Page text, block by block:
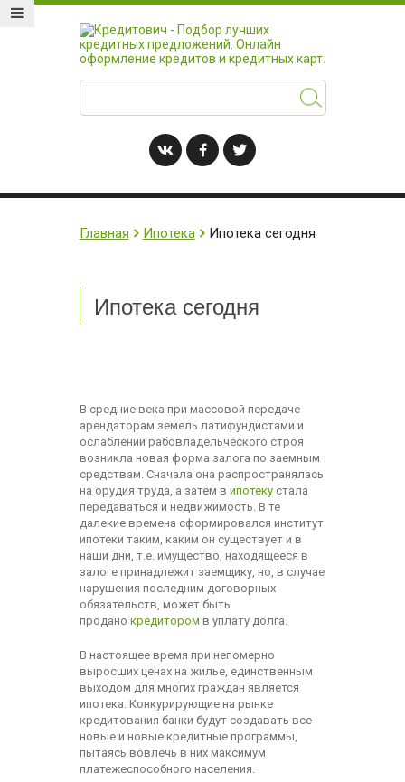
Главная Ипотека Ипотека сегодня
Ипотека сегодня
В средние века при массовой передаче
арендаторам земель латифундистами и
ослаблении рабовладельческого строя
возникла новая форма залога по заемным
средствам. Сначала она распространялась
на орудия труда, а затем в ипотекустала
передаваться и недвижимость. В те
далекие времена сформировался институт
ипотеки таким, каким он существует и в
наши дни, т.е. имущество, находящееся в
залоге принадлежит заемщику, но, в случае
нарушения последним договорных
обязательств, может быть
продано кредитором в уплату долга.
В настоящее время при непомерно
выросших ценах на жилье, единственным
выходом для многих граждан является
ипотека. Конкурирующие на рынке
кредитования банки будут создавать все
новые и новые кредитные программы,
пытаясь вовлечь в них максимум
платежеспособного населения.